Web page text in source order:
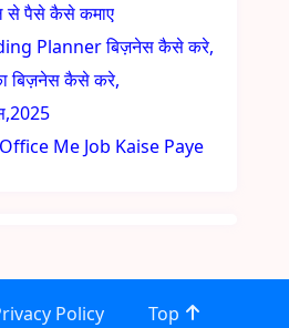
से पैसे कैसे कमाए
Planner बिज़नेस कैसे करे,
बिज़नेस कैसे करे,
Me Job Kaise Paye
Policy Top